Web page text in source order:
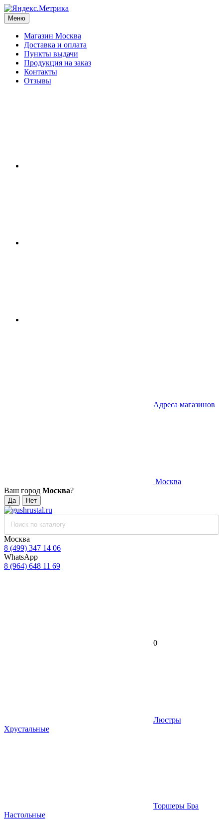
Меню
Магазин Москва
Доставка и оплата
Пункты выдачи
Продукция на заказ
Контакты
Отзывы
Адреса магазинов
Москва
Ваш город Москва?
Москва
8 (499) 347 14 06
WhatsApp
8 (964) 648 11 69
0
Люстры
Хрустальные
Торшеры Бра
Настольные